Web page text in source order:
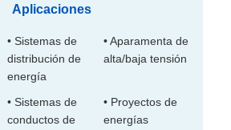
Aplicaciones
• Sistemas de
distribución de
energía
• Aparamenta de
alta/baja tensión
• Sistemas de
conductos de
• Proyectos de
energías